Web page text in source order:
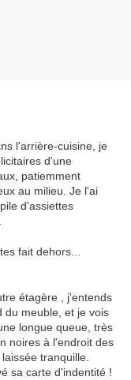
l'arrière-cuisine, je
d'une
patiemment
au milieu. Je l'ai
d'assiettes
fait dehors...
étagère , j'entends
du meuble, et je vois
longue queue, très
noires à l'endroit des
tranquille.
sa carte d'indentité !